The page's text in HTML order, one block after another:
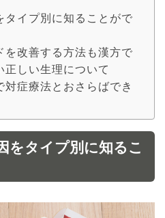
タイプ別に知ることがで
を改善する方法も漢方で
正しい生理について
症療法とおさらばでき
をタイプ別に知るこ